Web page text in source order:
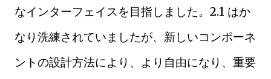
なインターフェイスを目指しました。2.1 はか
なり洗練されていましたが、新しいコンポーネ
ントの設計方法により、より自由になり、重要